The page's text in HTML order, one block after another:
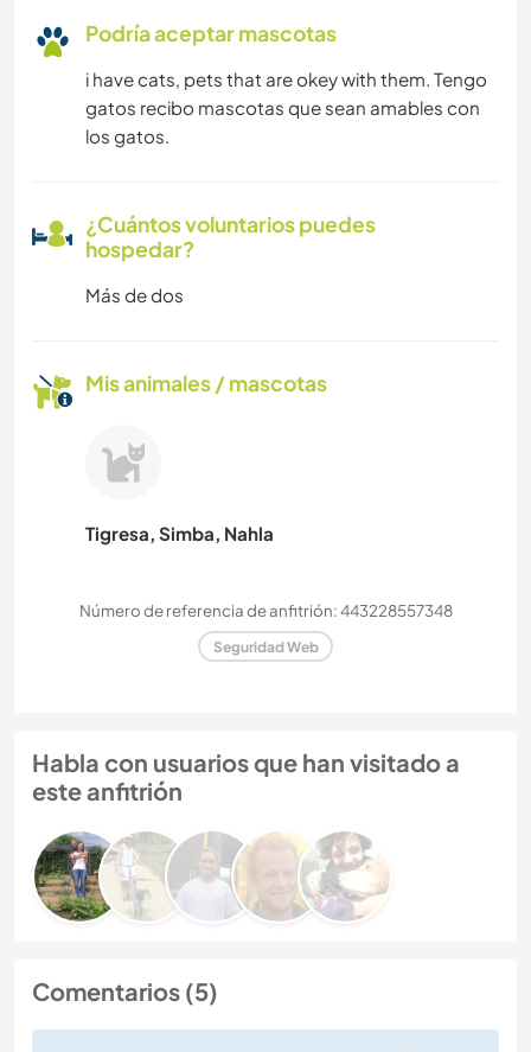
Podría aceptar mascotas
i have cats, pets that are okey with them. Tengo
gatos recibo mascotas que sean amables con
los gatos.
¿Cuántos voluntarios puedes
hospedar?
Más de dos
Mis animales / mascotas
Tigresa, Simba, Nahla
Número de referencia de anfitrión: 443228557348
Seguridad Web
Habla con usuarios que han visitado a
este anfitrión
Comentarios (5)